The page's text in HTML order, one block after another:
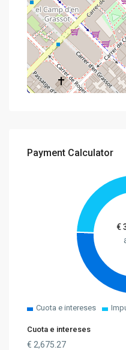
Payment Calculator
€
Cuota e intereses
Cuota e intereses
€ 2,675.27